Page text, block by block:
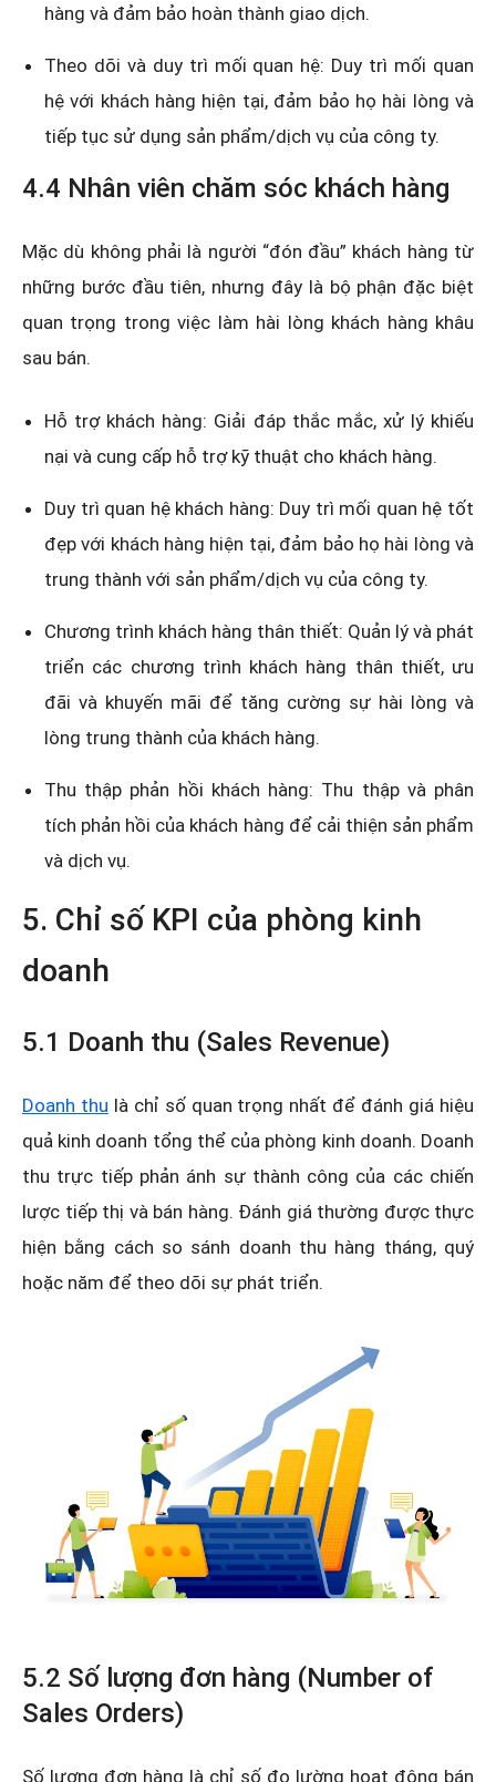
hàng và đảm bảo hoàn thành giao dịch.
Theo dõi và duy trì mối quan hệ: Duy trì mối quan
hệ với khách hàng hiện tại, đảm bảo họ hài lòng và
tiếp tục sử dụng sản phẩm/dịch vụ của công ty.
4.4 Nhân viên chăm sóc khách hàng
Mặc dù không phải là người “đón đầu” khách hàng từ
những bước đầu tiên, nhưng đây là bộ phận đặc biệt
quan trọng trong việc làm hài lòng khách hàng khâu
sau bán.
Hỗ trợ khách hàng: Giải đáp thắc mắc, xử lý khiếu
nại và cung cấp hỗ trợ kỹ thuật cho khách hàng.
Duy trì quan hệ khách hàng: Duy trì mối quan hệ tốt
đẹp với khách hàng hiện tại, đảm bảo họ hài lòng và
trung thành với sản phẩm/dịch vụ của công ty.
Chương trình khách hàng thân thiết: Quản lý và phát
triển các chương trình khách hàng thân thiết, ưu
đãi và khuyến mãi để tăng cường sự hài lòng và
lòng trung thành của khách hàng.
Thu thập phản hồi khách hàng: Thu thập và phân
tích phản hồi của khách hàng để cải thiện sản phẩm
và dịch vụ.
5. Chỉ số KPI của phòng kinh
doanh
5.1 Doanh thu (Sales Revenue)
Doanh thu là chỉ số quan trọng nhất để đánh giá hiệu
quả kinh doanh tổng thể của phòng kinh doanh. Doanh
thu trực tiếp phản ánh sự thành công của các chiến
lược tiếp thị và bán hàng. Đánh giá thường được thực
hiện bằng cách so sánh doanh thu hàng tháng, quý
hoặc năm để theo dõi sự phát triển.
5.2 Số lượng đơn hàng (Number of
Sales Orders)
Số lượng đơn hàng là chỉ số đo lường hoạt động bán